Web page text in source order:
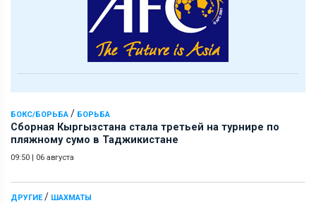
БОКС/БОРЬБА / БОРЬБА
Сборная Кыргызстана стала третьей на турнире по
пляжному сумо в Таджикистане
09:50 | 06 августа
ДРУГИЕ/ ШАХМАТЫ